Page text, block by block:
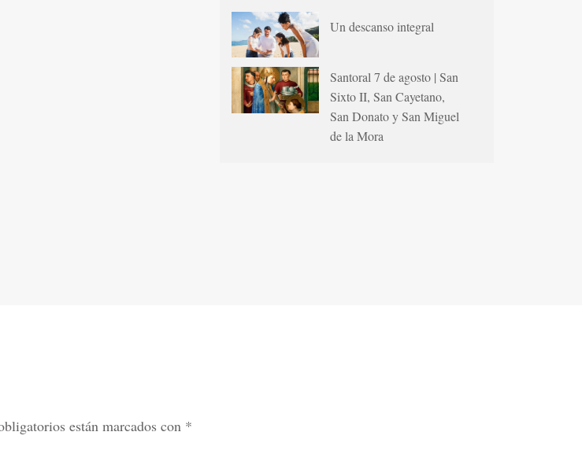
Un descanso integral
Santoral 7 de agosto | San
Sixto II, San Cayetano,
San Donato y San Miguel
de la Mora
están marcados con *